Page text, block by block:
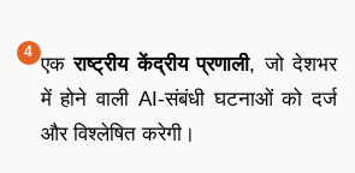
एकराष्ट्रीय केंद्रीय प्रणाली, जो देशभर
में होने वाली AI-संबंधी घटनाओं को दर्ज
और विश्लेषित करेगी।